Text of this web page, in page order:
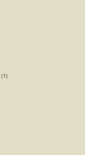
(1)